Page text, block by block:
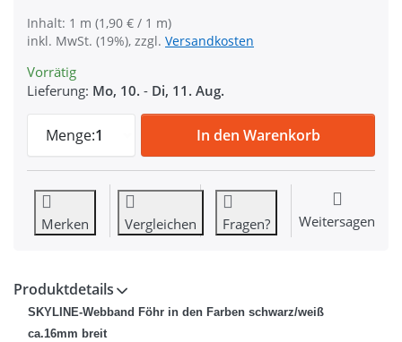
Inhalt: 1 m (1,90 € / 1 m)
inkl. MwSt. (19%), zzgl. Versandkosten
Vorrätig
Lieferung: Mo, 10. - Di, 11. Aug.
Menge:1
1m SKYLINE Webband - 16mm breit -
In den Warenkorb
Merken Vergleichen Fragen? Weitersagen
Produktdetails
SKYLINE-Webband Föhr in den Farben schwarz/weiß
ca.16mm breit